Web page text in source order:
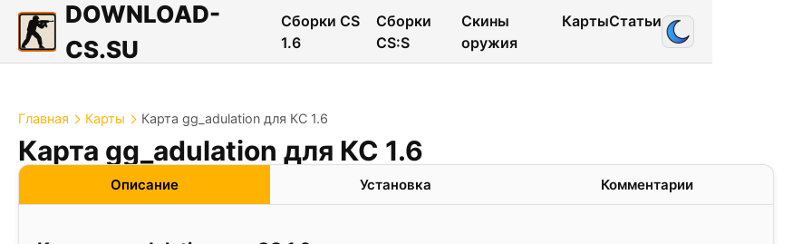
DOWNLOAD-
CS.SU
Сборки CS
1.6
Сборки
CS:S
Скины
оружия
КартыСтатьи
Главная Карты Карта gg_adulation для КС 1.6
Карта gg_adulation для КС 1.6
❮ ❯
Описание Установка Комментарии